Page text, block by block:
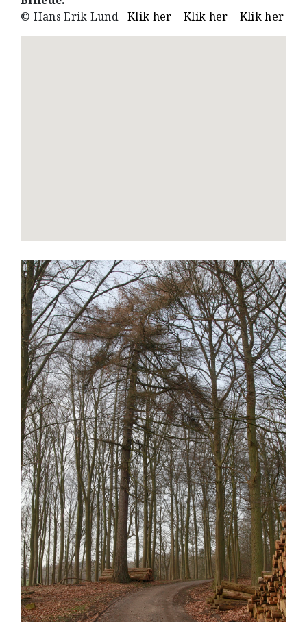
© Hans Erik LundKlik her Klik her Klik her